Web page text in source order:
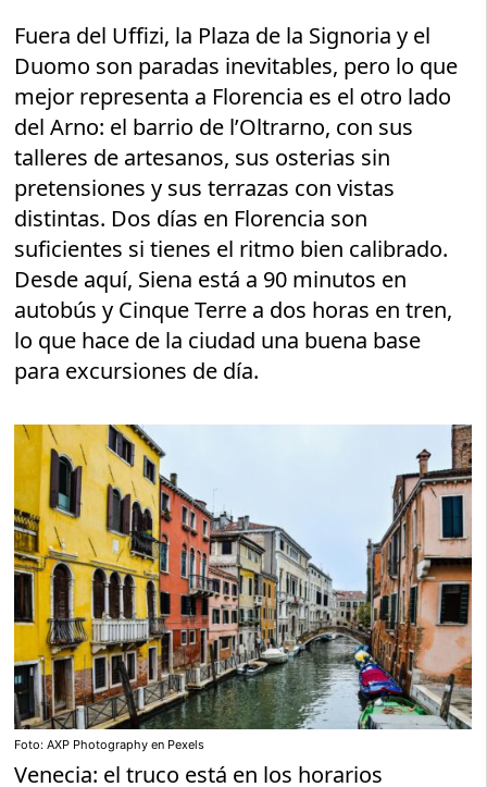
Fuera del Uffizi, la Plaza de la Signoria y el
Duomo son paradas inevitables, pero lo que
mejor representa a Florencia es el otro lado
del Arno: el barrio de l’Oltrarno, con sus
talleres de artesanos, sus osterias sin
pretensiones y sus terrazas con vistas
distintas. Dos días en Florencia son
suficientes si tienes el ritmo bien calibrado.
Desde aquí, Siena está a 90 minutos en
autobús y Cinque Terre a dos horas en tren,
lo que hace de la ciudad una buena base
para excursiones de día.
Foto: AXP Photography en Pexels
Venecia: el truco está en los horarios